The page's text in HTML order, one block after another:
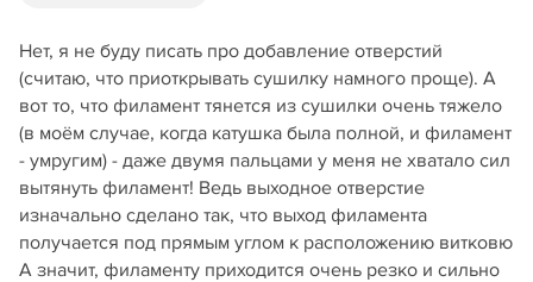
Нет, я не буду писать про добавление отверстий
(считаю, что приоткрывать сушилку намного проще). А
вот то, что филамент тянется из сушилки очень тяжело
(в моём случае, когда катушка была полной, и филамент
- умругим) - даже двумя пальцами у меня не хватало сил
вытянуть филамент! Ведь выходное отверстие
изначально сделано так, что выход филамента
получается под прямым углом к расположению витковю
А значит, филаменту приходится очень резко и сильно